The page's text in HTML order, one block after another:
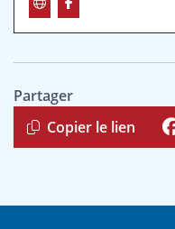
Partager
Copier le lien